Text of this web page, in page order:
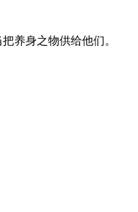
养身之物供给他们。